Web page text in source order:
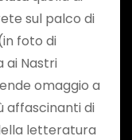
sul palco di
foto di
Nastri
omaggio a
affascinanti di
letteratura